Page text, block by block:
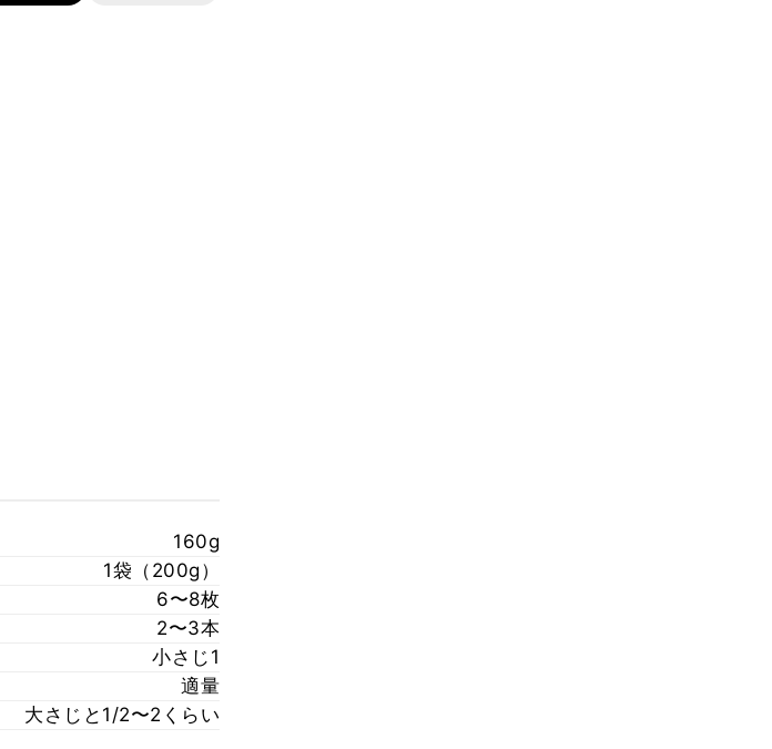
160g
1袋（200g）
6〜8枚
2〜3本
小さじ1
適量
大さじと1/2〜2くらい